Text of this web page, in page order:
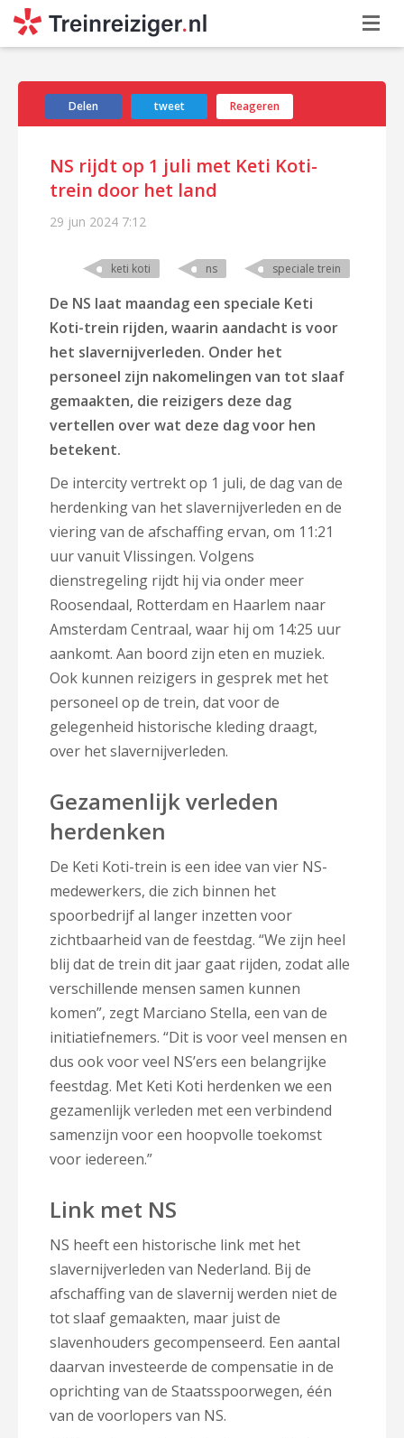
Delen tweet Reageren
NS rijdt op 1 juli met Keti Koti-
trein door het land
29 jun 2024 7:12
keti koti ns speciale trein
De NS laat maandag een speciale Keti
Koti-trein rijden, waarin aandacht is voor
het slavernijverleden. Onder het
personeel zijn nakomelingen van tot slaaf
gemaakten, die reizigers deze dag
vertellen over wat deze dag voor hen
betekent.
De intercity vertrekt op 1 juli, de dag van de
herdenking van het slavernijverleden en de
viering van de afschaffing ervan, om 11:21
uur vanuit Vlissingen. Volgens
dienstregeling rijdt hij via onder meer
Roosendaal, Rotterdam en Haarlem naar
Amsterdam Centraal, waar hij om 14:25 uur
aankomt. Aan boord zijn eten en muziek.
Ook kunnen reizigers in gesprek met het
personeel op de trein, dat voor de
gelegenheid historische kleding draagt,
over het slavernijverleden.
Gezamenlijk verleden
herdenken
De Keti Koti-trein is een idee van vier NS-
medewerkers, die zich binnen het
spoorbedrijf al langer inzetten voor
zichtbaarheid van de feestdag. “We zijn heel
blij dat de trein dit jaar gaat rijden, zodat alle
verschillende mensen samen kunnen
komen”, zegt Marciano Stella, een van de
initiatiefnemers. “Dit is voor veel mensen en
dus ook voor veel NS’ers een belangrijke
feestdag. Met Keti Koti herdenken we een
gezamenlijk verleden met een verbindend
samenzijn voor een hoopvolle toekomst
voor iedereen.”
Link met NS
NS heeft een historische link met het
slavernijverleden van Nederland. Bij de
afschaffing van de slavernij werden niet de
tot slaaf gemaakten, maar juist de
slavenhouders gecompenseerd. Een aantal
daarvan investeerde de compensatie in de
oprichting van de Staatsspoorwegen, één
van de voorlopers van NS.